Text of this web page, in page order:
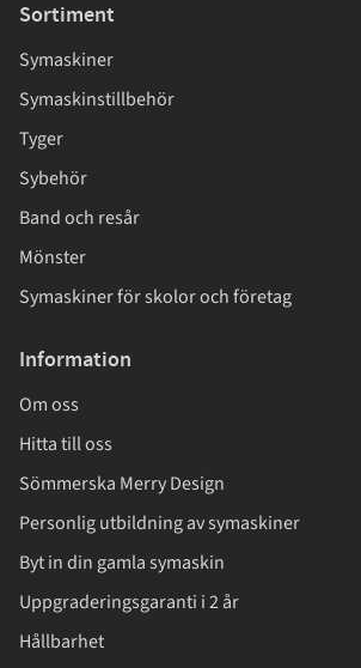
Sortiment
Symaskiner
Symaskinstillbehör
Tyger
Sybehör
Band och resår
Mönster
Symaskiner för skolor och företag
Information
Om oss
Hitta till oss
Sömmerska Merry Design
Personlig utbildning av symaskiner
Byt in din gamla symaskin
Uppgraderingsgaranti i 2 år
Hållbarhet